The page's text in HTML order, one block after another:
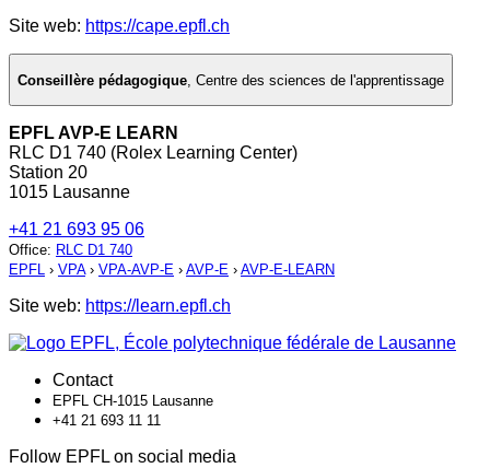
Site web: https://cape.epfl.ch
Conseillère pédagogique Centre des sciences de l'apprentissage
EPFL AVP-E LEARN
RLC D1 740 (Rolex Learning Center)
Station 20
1015 Lausanne
+41 21 693 95 06
Office: RLC D1 740
EPFL › VPA› VPA-AVP-E › AVP-E › AVP-E-LEARN
Site web: https://learn.epfl.ch
Contact
EPFL CH-1015 Lausanne
+41 21 693 11 11
Follow EPFL on social media